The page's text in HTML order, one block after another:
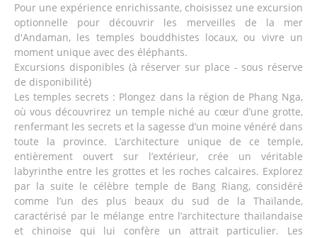
Pour une expérience enrichissante, choisissez une excursion
optionnelle pour découvrir les merveilles de la mer
d'Andaman, les temples bouddhistes locaux, ou vivre un
moment unique avec des éléphants.
Excursions disponibles (à réserver sur place - sous réserve
de disponibilité)
Les temples secrets : Plongez dans la région de Phang Nga,
où vous découvrirez un temple niché au cœur d’une grotte,
renfermant les secrets et la sagesse d’un moine vénéré dans
toute la province. L’architecture unique de ce temple,
entièrement ouvert sur l’extérieur, crée un véritable
labyrinthe entre les grottes et les roches calcaires. Explorez
par la suite le célèbre temple de Bang Riang, considéré
comme l’un des plus beaux du sud de la Thaïlande,
caractérisé par le mélange entre l’architecture thaïlandaise
et chinoise qui lui confère un attrait particulier. Les